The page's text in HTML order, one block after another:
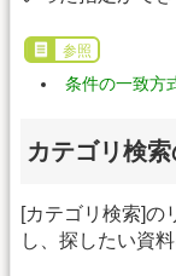
参照
条件の一致方
カテゴリ検
[カテゴリ検索]の
し、探したい資